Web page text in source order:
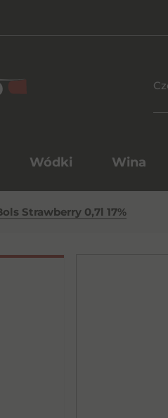
Wódki Wina
Strawberry 0,7l 17%